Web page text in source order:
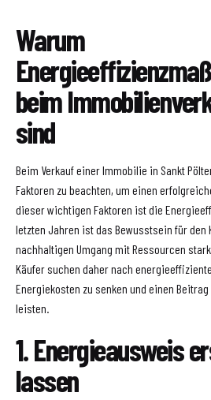
Warum
beim
sind
Beim Verkauf einer Immobilie in Sankt
Faktoren zu beachten, um einen
dieser wichtigen Faktoren ist die
letzten Jahren ist das Bewusstsein für den
nachhaltigen Umgang mit Ressourcen
Käufer suchen daher nach
Energiekosten zu senken und einen
leisten.
1. Energieausweis
lassen